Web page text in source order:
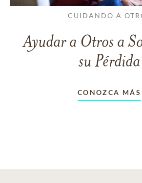
CUIDANDO A
Ayudar a Otros a
su Pérdida
CONOZCA MÁS